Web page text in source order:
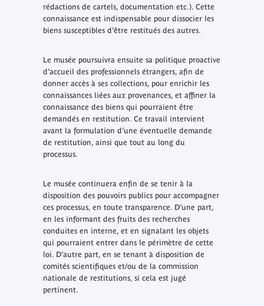
rédactions de cartels, documentation etc.). Cette
connaissance est indispensable pour dissocier les
biens susceptibles d’être restitués des autres.
Le musée poursuivra ensuite sa politique proactive
d’accueil des professionnels étrangers, afin de
donner accès à ses collections, pour enrichir les
connaissances liées aux provenances, et affiner la
connaissance des biens qui pourraient être
demandés en restitution. Ce travail intervient
avant la formulation d’une éventuelle demande
de restitution, ainsi que tout au long du
processus.
Le musée continuera enfin de se tenir à la
disposition des pouvoirs publics pour accompagner
ces processus, en toute transparence. D’une part,
en les informant des fruits des recherches
conduites en interne, et en signalant les objets
qui pourraient entrer dans le périmètre de cette
loi. D’autre part, en se tenant à disposition de
comités scientifiques et/ou de la commission
nationale de restitutions, si cela est jugé
pertinent.